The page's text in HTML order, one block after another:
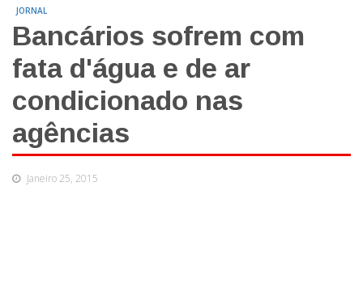
JORNAL
Bancários sofrem com
fata d'água e de ar
condicionado nas
agências
Janeiro 25, 2015